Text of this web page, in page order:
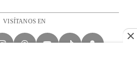
VISÍTANOS EN